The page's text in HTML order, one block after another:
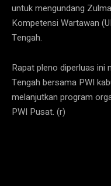
untuk mengundang
Kompetensi Wartawan
Tengah.
Rapat pleno diperluas ini
Tengah bersama PWI
melanjutkan program
PWI Pusat. (r)